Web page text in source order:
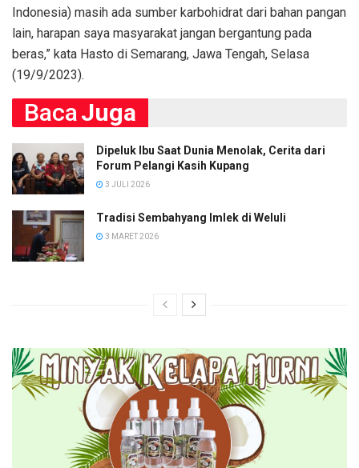
Indonesia) masih ada sumber karbohidrat dari bahan pangan
lain, harapan saya masyarakat jangan bergantung pada
beras,” kata Hasto di Semarang, Jawa Tengah, Selasa
(19/9/2023).
BacaJuga
Dipeluk Ibu Saat Dunia Menolak, Cerita dari
Forum Pelangi Kasih Kupang
3 JULI 2026
Tradisi Sembahyang Imlek di Weluli
3 MARET 2026